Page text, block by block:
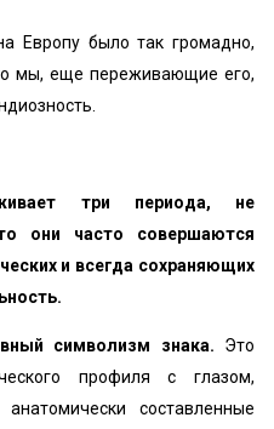
Европу было так громадно,
мы, еще переживающие его,
три периода, не
они часто совершаются
и всегда сохраняющих
символизм знака. Это
профиля с глазом,
составленные